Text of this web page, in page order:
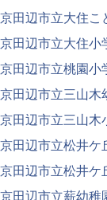
京田辺市立大住こ
京田辺市立大住小
京田辺市立桃園小
京田辺市立三山木
京田辺市立三山木
京田辺市立松井ケ
京田辺市立松井ケ
京田辺市立薪幼稚